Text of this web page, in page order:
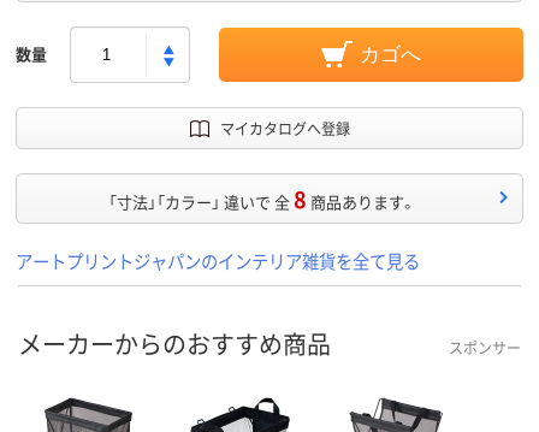
数量 カゴへ
マイカタログへ登録
「寸法」「カラー」 違いで 全8 商品あります。
アートプリントジャパンのインテリア雑貨を全て見る
メーカーからのおすすめ商品 スポンサー